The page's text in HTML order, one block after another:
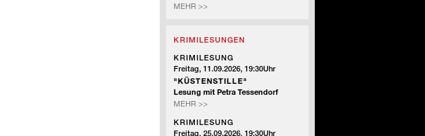
MEHR >>SPEICHERSTADT
ENTDECKERTOUR
KINDER
KRIMILESUNGEN
KRIMILESUNG
Freitag, 11.09.2026, 19:30Uhr
"KÜSTENSTILLE"
Lesung mit Petra Tessendorf
MEHR >>KRIMILESUNG
KRIMILESUNG
Freitag, 25.09.2026, 19:30Uhr